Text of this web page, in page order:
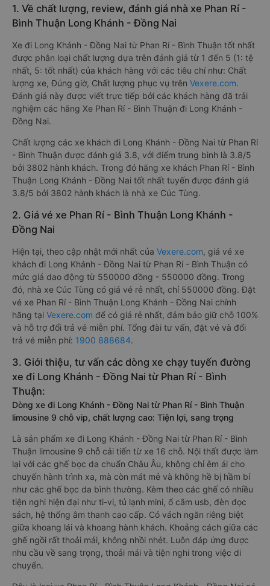
1. Về chất lượng, review, đánh giá nhà xe Phan Rí -
Bình Thuận Long Khánh - Đồng Nai
Xe đi Long Khánh - Đồng Nai từ Phan Rí - Bình Thuận tốt nhất
được phân loại chất lượng dựa trên đánh giá từ 1 đến 5 (1: tệ
nhất, 5: tốt nhất) của khách hàng với các tiêu chí như: Chất
lượng xe, Đúng giờ, Chất lượng phục vụ trên Vexere.com.
Đánh giá này được viết trực tiếp bởi các khách hàng đã trải
nghiệm các hãng Xe Phan Rí - Bình Thuận đi Long Khánh -
Đồng Nai.
Chất lượng các xe khách đi Long Khánh - Đồng Nai từ Phan Rí
- Bình Thuận được đánh giá 3.8, với điểm trung bình là 3.8/5
bởi 3802 hành khách. Trong đó hãng xe khách Phan Rí - Bình
Thuận Long Khánh - Đồng Nai tốt nhất tuyến được đánh giá
3.8/5 bởi 3802 hành khách là nhà xe Cúc Tùng.
2. Giá vé xe Phan Rí - Bình Thuận Long Khánh -
Đồng Nai
Hiện tại, theo cập nhật mới nhất của Vexere.com, giá vé xe
khách đi Long Khánh - Đồng Nai từ Phan Rí - Bình Thuận có
mức giá dao động từ 550000 đồng - 550000 đồng. Trong
đó, nhà xe Cúc Tùng có giá vé rẻ nhất, chỉ 550000 đồng. Đặt
vé xe Phan Rí - Bình Thuận Long Khánh - Đồng Nai chính
hãng tại Vexere.com để có giá rẻ nhất, đảm bảo giữ chỗ 100%
và hỗ trợ đổi trả vé miễn phí. Tổng đài tư vấn, đặt vé và đổi
trả vé miễn phí: 1900 888684.
3. Giới thiệu, tư vấn các dòng xe chạy tuyến đường
xe đi Long Khánh - Đồng Nai từ Phan Rí - Bình
Thuận:
Dòng xe đi Long Khánh - Đồng Nai từ Phan Rí - Bình Thuận
limousine 9 chỗ vip, chất lượng cao: Tiện lợi, sang trọng
Là sản phẩm xe đi Long Khánh - Đồng Nai từ Phan Rí - Bình
Thuận limousine 9 chỗ cải tiến từ xe 16 chỗ. Nội thất được làm
lại với các ghế bọc da chuẩn Châu Âu, không chỉ êm ái cho
chuyến hành trình xa, mà còn mát mẻ và không hề bị hầm bí
như các ghế bọc da bình thường. Kèm theo các ghế có nhiều
tiện nghi hiện đại như ti-vi, tủ lạnh mini, ổ cắm usb, đèn đọc
sách, hệ thống âm thanh cao cấp. Có vách ngăn riêng biệt
giữa khoang lái và khoang hành khách. Khoảng cách giữa các
ghế ngồi rất thoải mái, không nhồi nhét. Luôn đáp ứng được
nhu cầu về sang trọng, thoải mái và tiện nghi trong việc di
chuyển.